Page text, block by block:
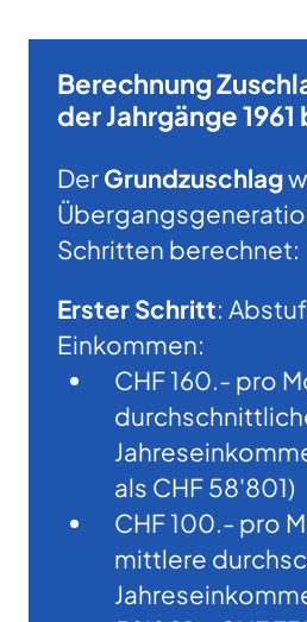
Berechnung
der Jahrgänge 1961
DerGrundzuschlag
Schritten berechnet:
Erster Schritt:
Einkommen:
CHF 160.- pro
als CHF 58'801)
CHF 100.- pro
mittlere